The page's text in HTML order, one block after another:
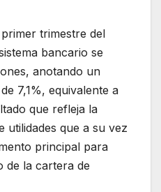
trimestre del
bancario se
anotando un
7,1%, equivalente a
que refleja la
utilidades que a su vez
principal para
de la cartera de